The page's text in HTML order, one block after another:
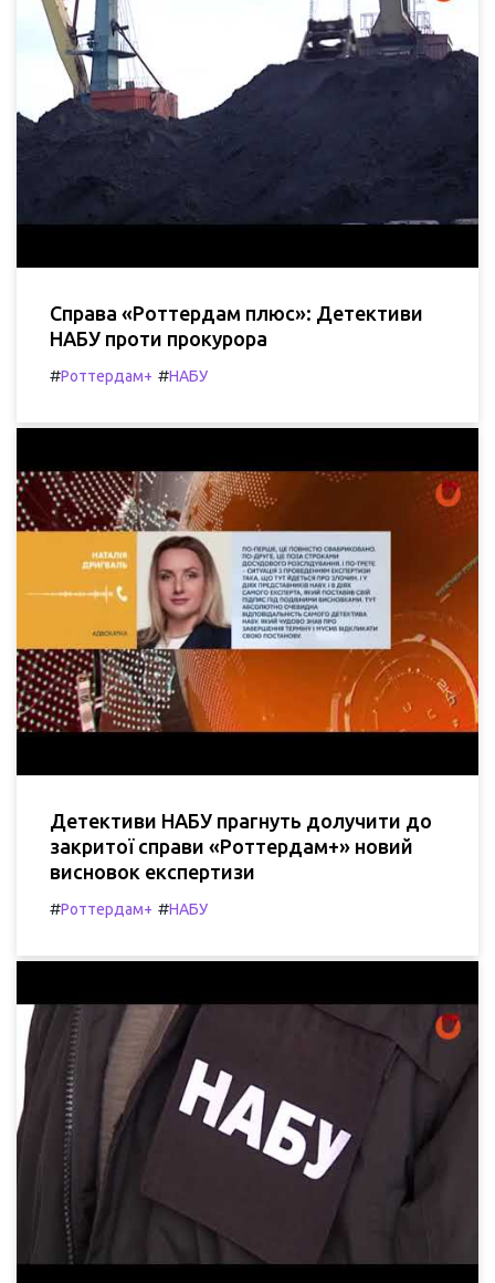
Справа «Роттердам плюс»: Детективи
НАБУ проти прокурора
#Роттердам+ #НАБУ
Детективи НАБУ прагнуть долучити до
закритої справи «Роттердам+» новий
висновок експертизи
#Роттердам+ #НАБУ